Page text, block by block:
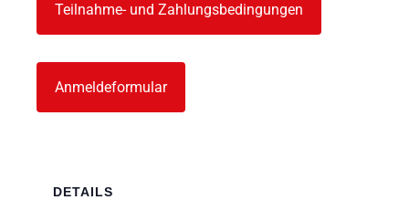
Teilnahme- und Zahlungsbedingungen
Anmeldeformular
DETAILS